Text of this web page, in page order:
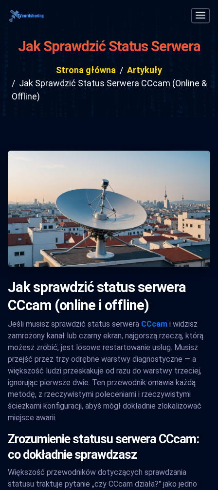
Jak Sprawdzić Status Serwera
CCcam (Online & Offline)
Strona główna
Artykuły
Jak Sprawdzić Status Serwera CCcam (Online &
Offline)
Jak sprawdzić status serwera
CCcam (online i offline)
Jeśli musisz sprawdzić status serwera CCcam i widzisz
zamrożony kanał lub czarny ekran, najgorszą rzeczą, którą
możesz zrobić, jest losowe restartowanie usług. Musisz
przejść przez trzy odrębne warstwy diagnostyczne — a
większość ludzi przeskakuje od razu do warstwy trzeciej,
ignorując pierwsze dwie. Ten przewodnik omawia każdą
metodę, z rzeczywistymi poleceniami i rzeczywistymi
ścieżkami konfiguracji, abyś mógł dokładnie zlokalizować
miejsce awarii.
Zrozumienie statusu serwera CCcam:
co dokładnie sprawdzasz
Większość przewodników dotyczących sprawdzania
statusu traktuje pytanie „czy CCcam działa?" jako jedno